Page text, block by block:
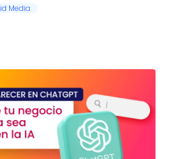
Media